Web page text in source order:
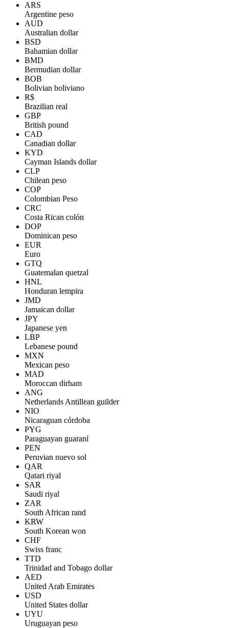
ARS
Argentine peso
AUD
Australian dollar
BSD
Bahamian dollar
BMD
Bermudian dollar
BOB
Bolivian boliviano
R$
Brazilian real
GBP
British pound
CAD
Canadian dollar
KYD
Cayman Islands dollar
CLP
Chilean peso
COP
Colombian Peso
CRC
Costa Rican colón
DOP
Dominican peso
EUR
Euro
GTQ
Guatemalan quetzal
HNL
Honduran lempira
JMD
Jamaican dollar
JPY
Japanese yen
LBP
Lebanese pound
MXN
Mexican peso
MAD
Moroccan dirham
ANG
Netherlands Antillean guilder
NIO
Nicaraguan córdoba
PYG
Paraguayan guaraní
PEN
Peruvian nuevo sol
QAR
Qatari riyal
SAR
Saudi riyal
ZAR
South African rand
KRW
South Korean won
CHF
Swiss franc
TTD
Trinidad and Tobago dollar
AED
United Arab Emirates
USD
United States dollar
UYU
Uruguayan peso